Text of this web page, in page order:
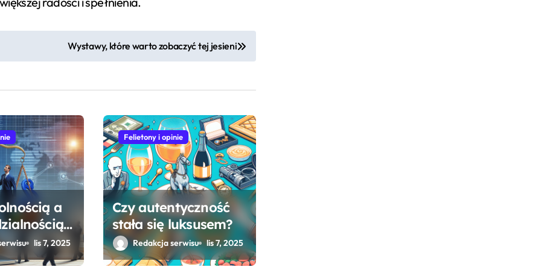
Wystawy, które warto zobaczyć tej jesieni
a
lis 7, 2025
Felietony i opinie
Czy autentyczność
stała się luksusem?
Redakcja serwisu lis 7, 2025